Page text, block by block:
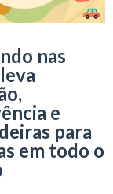
nas
e
para
em todo o